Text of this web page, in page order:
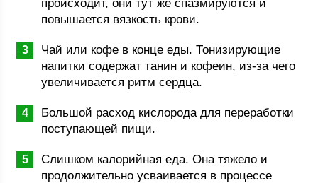
происходит, они тут же спазмируются и
повышается вязкость крови.
Чай или кофе в конце еды. Тонизирующие
напитки содержат танин и кофеин, из-за чего
увеличивается ритм сердца.
Большой расход кислорода для переработки
поступающей пищи.
Слишком калорийная еда. Она тяжело и
продолжительно усваивается в процессе